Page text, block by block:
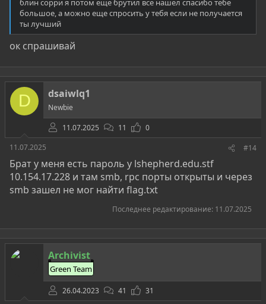
блин сорри я потом еще брутил все нашел спасибо тебе
большое, а можно еще спросить у тебя если не получается
ты лучший
ок спрашивай
D dsaiwlq1
Newbie
11.07.2025
11
0
11.07.2025
#14
Брат у меня есть пароль у lshepherd.edu.stf
10.154.17.228 и там smb, rpc порты открыты и через
smb зашел не мог найти flag.txt
Последнее редактирование: 11.07.2025
Archivist
Green Team
26.04.2023 41
31